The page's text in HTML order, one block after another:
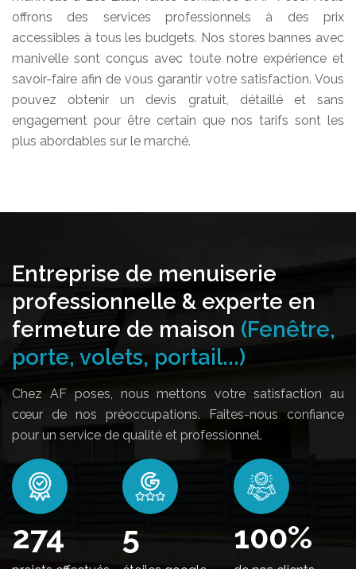
offrons des services professionnels à des prix
accessibles à tous les budgets. Nos stores bannes avec
manivelle sont conçus avec toute notre expérience et
savoir-faire afin de vous garantir votre satisfaction. Vous
pouvez obtenir un devis gratuit, détaillé et sans
engagement pour être certain que nos tarifs sont les
plus abordables sur le marché.
Entreprise de menuiserie
professionnelle & experte en
fermeture de maison (Fenêtre,
porte, volets, portail...)
Chez AF poses, nous mettons votre satisfaction au
cœur de nos préoccupations. Faites-nous confiance
pour un service de qualité et professionnel.
340 5 100%